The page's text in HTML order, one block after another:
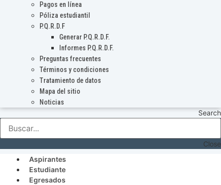
Pagos en línea
Póliza estudiantil
P.Q.R.D.F
Generar P.Q.R.D.F.
Informes P.Q.R.D.F.
Preguntas frecuentes
Términos y condiciones
Tratamiento de datos
Mapa del sitio
Noticias
Search
Close
Aspirantes
Estudiante
Egresados